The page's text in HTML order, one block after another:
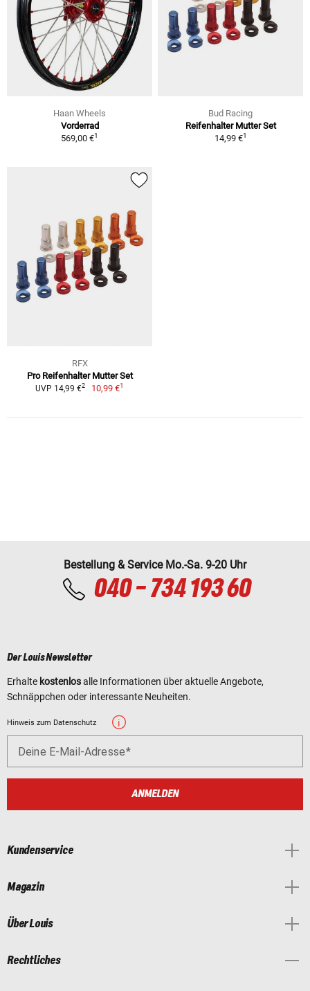
Haan Wheels
Vorderrad
569,00 €1
Bud Racing
Reifenhalter Mutter Set
14,99 €1
RFX
Pro Reifenhalter Mutter Set
UVP 14,99 €2 10,99 €1
Bestellung & Service Mo.-Sa. 9-20 Uhr
040 - 734 193 60
Der Louis Newsletter
Erhalte kostenlosalle Informationen über aktuelle Angebote,
Schnäppchen oder interessante Neuheiten.
Hinweis zum Datenschutz
Deine E-Mail-Adresse
ANMELDEN
Kundenservice
Magazin
Über Louis
Rechtliches